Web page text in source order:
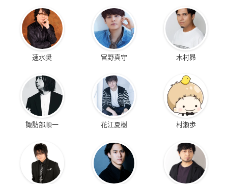
速水奨 宮野真守 木村昴
諏訪部順一 花江夏樹 村瀬歩